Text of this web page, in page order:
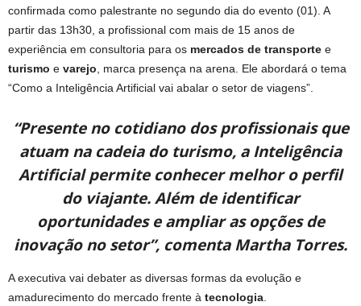
confirmada como palestrante no segundo dia do evento (01). A
partir das 13h30, a profissional com mais de 15 anos de
experiência em consultoria para os mercados de transporte e
turismo e varejo , marca presença na arena. Ele abordará o tema
“Como a Inteligência Artificial vai abalar o setor de viagens”.
“Presente no cotidiano dos profissionais que
atuam na cadeia do turismo, a Inteligência
Artificial permite conhecer melhor o perfil
do viajante. Além de identificar
oportunidades e ampliar as opções de
inovação no setor”, comenta Martha Torres.
A executiva vai debater as diversas formas da evolução e
amadurecimento do mercado frente à tecnologia